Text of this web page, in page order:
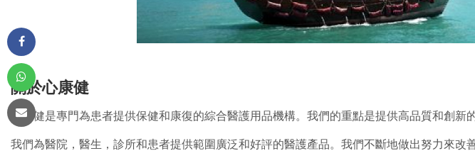
關於心康健
心康健是專門為患者提供保健和康復的綜合醫護用品機構。我們的重點是提供高品質和創新
我們為醫院，醫生，診所和患者提供範圍廣泛和好評的醫護產品。我們不斷地做出努力來改